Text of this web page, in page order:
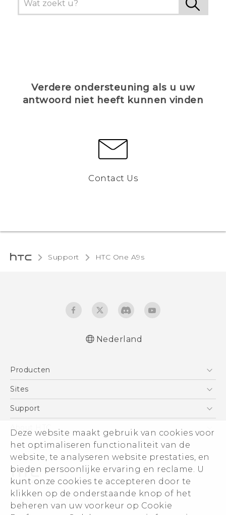
Deze website maakt gebruik van cookies voor
het optimaliseren functionaliteit van de
website, te analyseren website prestaties, en
bieden persoonlijke ervaring en reclame. U
kunt onze cookies te accepteren door te
klikken op de onderstaande knop of het
beheren van uw voorkeur op Cookie
Verdere ondersteuning als u uw
antwoord niet heeft kunnen vinden
Contact Us
Support HTC One A9s‎
Nederlands - Gebruikershandleiding
wettelijke voorschriften
Deutsch - Informationen zur Sicherheit und
behördliche Bestimmungen
English - Quick start guide
English - User manual
English - Safety and regulatory guide
Nederland
Producten
Telefoons
Vive
Accessoires
Sites
HTC Vive
Aan de slag
Support
Support voor eCommerce
About HTC
ESG
Informatie over het bedrijf
Voor beleggers (engels)
Cookie Preferences
Vacatures
© 2011-2026 HTC Corporation